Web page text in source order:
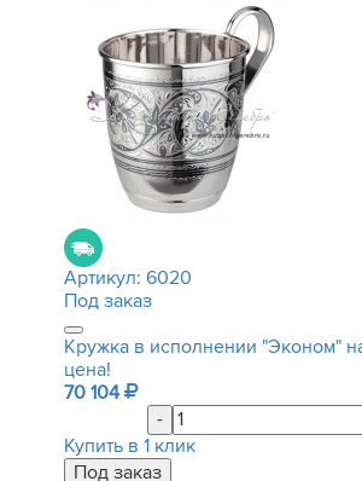
Артикул: 6020
Под заказ
Кружка в исполнении "Эконом"
цена!
70 104
-
Купить в 1 клик